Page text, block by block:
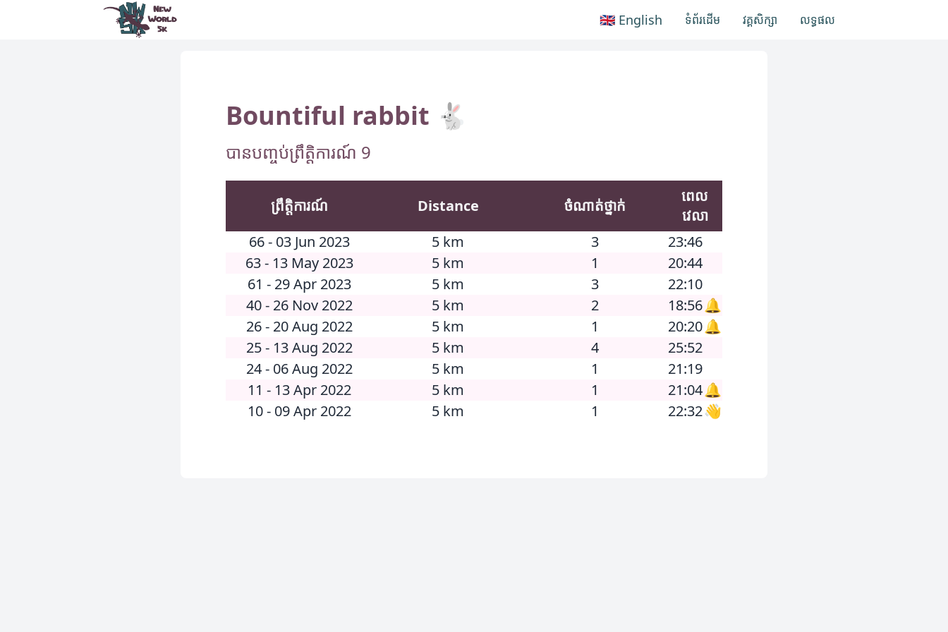
New World 5k
🇬🇧 English ទំព័រដើម វគ្គសិក្សា លទ្ធផល
Bountiful rabbit 🐇
បានបញ្ចប់ព្រឹត្តិការណ៍ 9
ព្រឹត្តិការណ៍ Distance ចំណាត់ថ្នាក់
ពេល
វេលា
66 - 03 Jun 2023
5 km 3
23:46
63 - 13 May 2023
5 km 1
20:44
61 - 29 Apr 2023
5 km 3
22:10
40 - 26 Nov 2022
5 km 2 18:56🔔
26 - 20 Aug 2022
5 km 1 20:20🔔
25 - 13 Aug 2022
5 km 4
25:52
24 - 06 Aug 2022
5 km 1
21:19
11 - 13 Apr 2022
5 km 1 21:04🔔
10 - 09 Apr 2022
5 km 1 22:32👋